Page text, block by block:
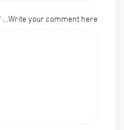
Write your comment here…